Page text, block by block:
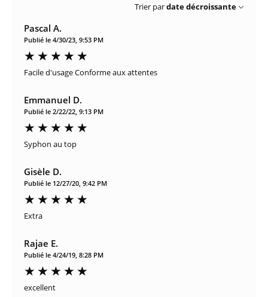
Trier pardate décroissante
Pascal A.
Publié le 4/30/23, 9:53 PM
Facile d'usage Conforme aux attentes
Emmanuel D.
Publié le 2/22/22, 9:13 PM
Syphon au top
Gisèle D.
Publié le 12/27/20, 9:42 PM
Extra
Rajae E.
Publié le 4/24/19, 8:28 PM
excellent